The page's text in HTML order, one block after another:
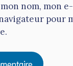
nom, mon
pour